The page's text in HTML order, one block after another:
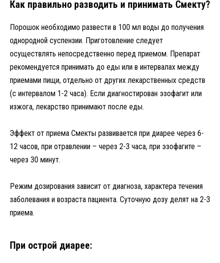
Как правильно разводить и принимать Смекту?
Порошок необходимо развести в 100 мл воды до получения
однородной суспензии. Приготовление следует
осуществлять непосредственно перед приемом. Препарат
рекомендуется принимать до еды или в интервалах между
приемами пищи, отдельно от других лекарственных средств
(с интервалом 1-2 часа). Если диагностирован эзофагит или
изжога, лекарство принимают после еды.
Эффект от приема Смекты развивается при диарее через 6-
12 часов, при отравлении – через 2-3 часа, при эзофагите –
через 30 минут.
Режим дозирования зависит от диагноза, характера течения
заболевания и возраста пациента. Суточную дозу делят на 2-3
приема.
При острой диарее: